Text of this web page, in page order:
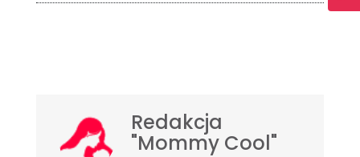
Redakcja
"Mommy Cool"